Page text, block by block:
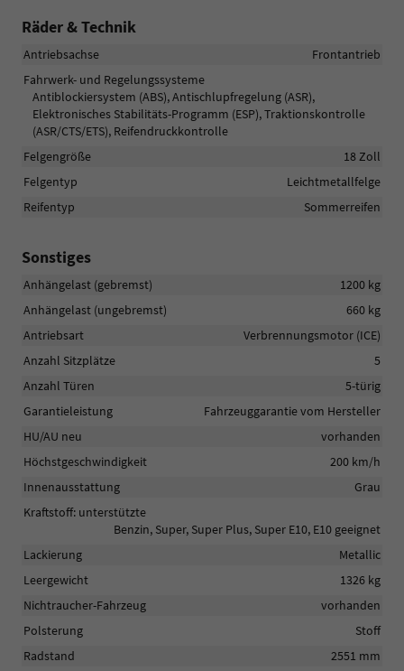
Räder & Technik
Antriebsachse
Frontantrieb
Fahrwerk- und Regelungssysteme
Antiblockiersystem (ABS), Antischlupfregelung (ASR),
Elektronisches Stabilitäts-Programm (ESP), Traktionskontrolle
(ASR/CTS/ETS), Reifendruckkontrolle
Felgengröße
18 Zoll
Felgentyp
Leichtmetallfelge
Reifentyp
Sommerreifen
Sonstiges
Anhängelast (gebremst)
1200 kg
Anhängelast (ungebremst)
660 kg
Antriebsart
Verbrennungsmotor (ICE)
Anzahl Sitzplätze
5
Anzahl Türen
5-türig
Garantieleistung
Fahrzeuggarantie vom Hersteller
HU/AU neu
vorhanden
Höchstgeschwindigkeit
200 km/h
Innenausstattung
Grau
Kraftstoff: unterstützte
Benzin, Super, Super Plus, Super E10, E10 geeignet
Lackierung
Metallic
Leergewicht
1326 kg
Nichtraucher-Fahrzeug
vorhanden
Polsterung
Stoff
Radstand
2551 mm